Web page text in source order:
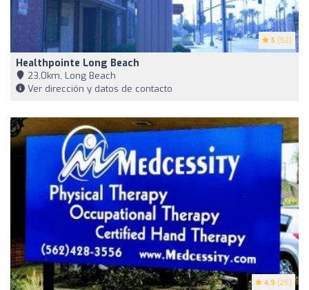
5 (52)
Healthpointe Long Beach
23,0km, Long Beach
Ver dirección y datos de contacto
4.9 (25)